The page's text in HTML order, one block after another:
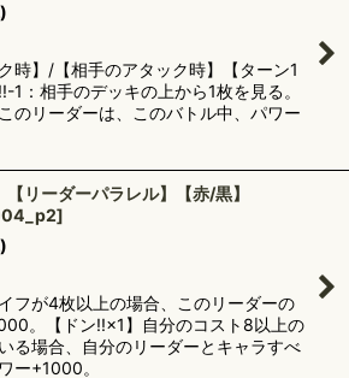
ク時】/【相手のアタック時】【ターン1
1：相手のデッキの上から1枚を見る。
のリーダーは、このバトル中、パワー
【リーダーパラレル】【赤/黒】
]
フが4枚以上の場合、このリーダーの
。【ドン!!×1】自分のコスト8以上の
る場合、自分のリーダーとキャラすべ
ー+1000。